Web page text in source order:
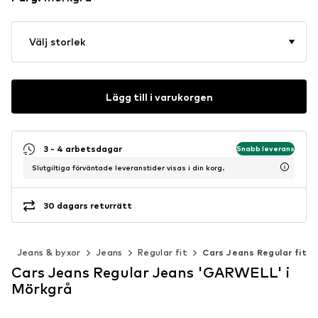
Välj storlek
Lägg till i varukorgen
3 - 4 arbetsdagar Snabb leverans
Slutgiltiga förväntade leveranstider visas i din korg.
30 dagars returrätt
Jeans & byxor Jeans Regular fit Cars Jeans Regular fit
Cars Jeans Regular Jeans 'GARWELL' i
Mörkgrå